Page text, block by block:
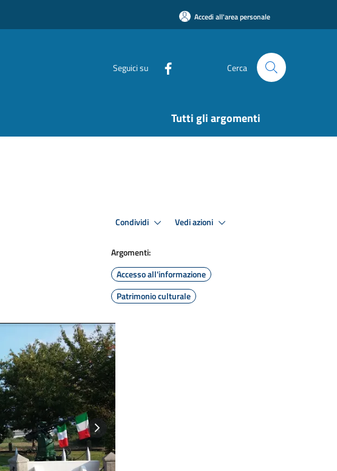
Accedi all'area personale
Seguici su Cerca
Tutti gli argomenti
Condividi Vedi azioni
Argomenti:
Accesso all'informazione
Patrimonio culturale